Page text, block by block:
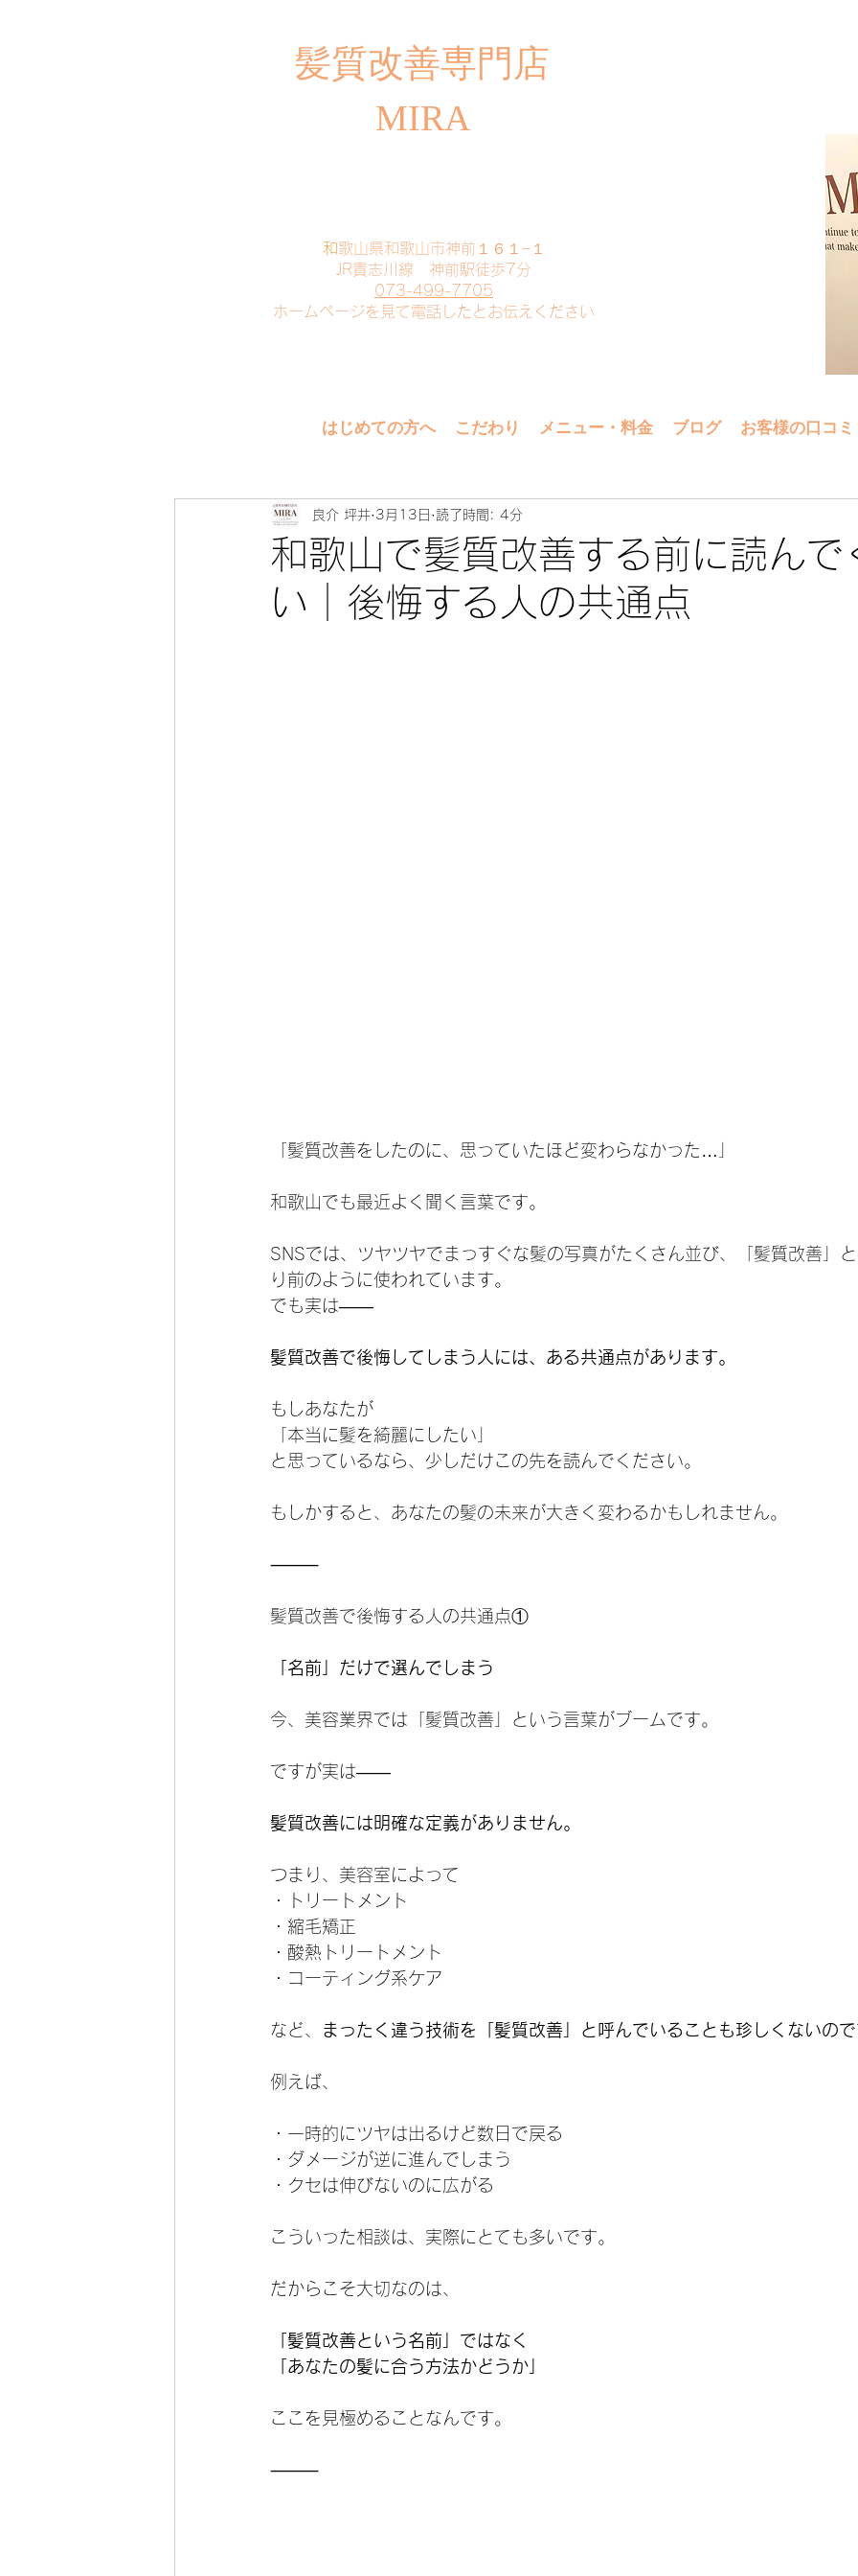
​髪質改善専門店
MIRA
​和歌山県和歌山市神前１６１−１
JR貴志川線 神前駅徒歩7分
073-499-7705
​ホームページを見て電話したとお伝えください
はじめての方へ こだわり メニュー・料金 ブログ お客様の口コミ
和歌山で髪質改善する前に読んで
い｜後悔する人の共通点
良介 坪井 3月13日 読了時間: 4分
「髪質改善をしたのに、思っていたほど変わらなかった…」
和歌山でも最近よく聞く言葉です。
SNSでは、ツヤツヤでまっすぐな髪の写真がたくさん並び、「髪質改善」
り前のように使われています。
でも実は――
髪質改善で後悔してしまう人には、ある共通点があります。
もしあなたが
「本当に髪を綺麗にしたい」
と思っているなら、少しだけこの先を読んでください。
もしかすると、あなたの髪の未来が大きく変わるかもしれません。
⸻
髪質改善で後悔する人の共通点①
「名前」だけで選んでしまう
今、美容業界では「髪質改善」という言葉がブームです。
ですが実は――
髪質改善には明確な定義がありません。
つまり、美容室によって
・トリートメント
・縮毛矯正
・酸熱トリートメント
・コーティング系ケア
など、 まったく違う技術を「髪質改善」と呼んでいることも珍しくないの
例えば、
・一時的にツヤは出るけど数日で戻る
・ダメージが逆に進んでしまう
・クセは伸びないのに広がる
こういった相談は、実際にとても多いです。
だからこそ大切なのは、
「髪質改善という名前」ではなく
「あなたの髪に合う方法かどうか」
ここを見極めることなんです。
⸻